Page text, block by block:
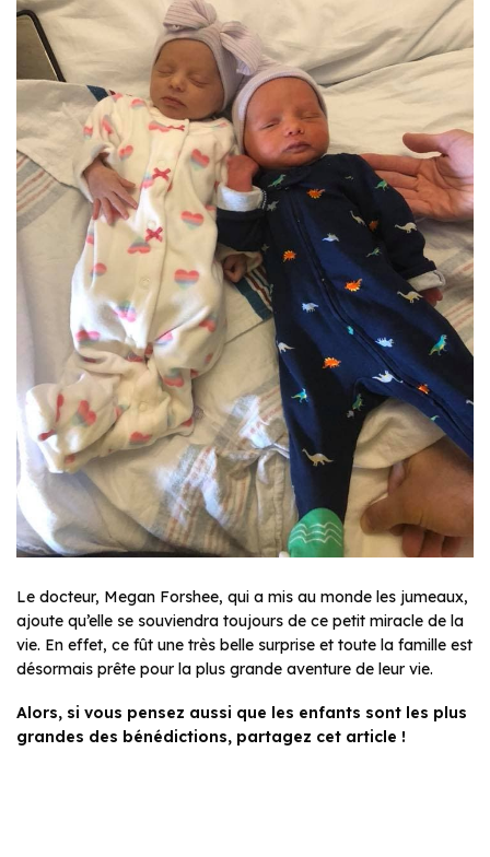
Le docteur, Megan Forshee, qui a mis au monde les jumeaux,
ajoute qu’elle se souviendra toujours de ce petit miracle de la
vie. En effet, ce fût une très belle surprise et toute la famille est
désormais prête pour la plus grande aventure de leur vie.
Alors, si vous pensez aussi que les enfants sont les plus
grandes des bénédictions, partagez cet article !